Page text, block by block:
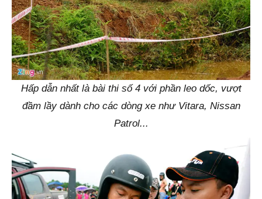
Hấp dẫn nhất là bài thi số 4 với phần leo dốc, vượt
đầm lầy dành cho các dòng xe như Vitara, Nissan
Patrol...